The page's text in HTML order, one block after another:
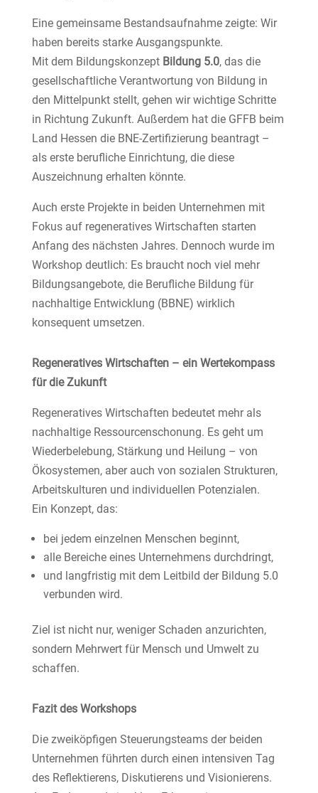
Eine gemeinsame Bestandsaufnahme zeigte: Wir
haben bereits starke Ausgangspunkte.
Mit dem Bildungskonzept Bildung 5.0, das die
gesellschaftliche Verantwortung von Bildung in
den Mittelpunkt stellt, gehen wir wichtige Schritte
in Richtung Zukunft. Außerdem hat die GFFB beim
Land Hessen die BNE-Zertifizierung beantragt –
als erste berufliche Einrichtung, die diese
Auszeichnung erhalten könnte.
Auch erste Projekte in beiden Unternehmen mit
Fokus auf regeneratives Wirtschaften starten
Anfang des nächsten Jahres. Dennoch wurde im
Workshop deutlich: Es braucht noch viel mehr
Bildungsangebote, die Berufliche Bildung für
nachhaltige Entwicklung (BBNE) wirklich
konsequent umsetzen.
Regeneratives Wirtschaften – ein Wertekompass
für die Zukunft
Regeneratives Wirtschaften bedeutet mehr als
nachhaltige Ressourcenschonung. Es geht um
Wiederbelebung, Stärkung und Heilung – von
Ökosystemen, aber auch von sozialen Strukturen,
Arbeitskulturen und individuellen Potenzialen.
Ein Konzept, das:
bei jedem einzelnen Menschen beginnt,
alle Bereiche eines Unternehmens durchdringt,
und langfristig mit dem Leitbild der Bildung 5.0
verbunden wird.
Ziel ist nicht nur, weniger Schaden anzurichten,
sondern Mehrwert für Mensch und Umwelt zu
schaffen.
Fazit des Workshops
Die zweiköpfigen Steuerungsteams der beiden
Unternehmen führten durch einen intensiven Tag
des Reflektierens, Diskutierens und Visionierens.